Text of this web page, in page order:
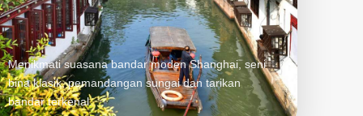
Menikmati suasana bandar moden Shanghai, seni
bina klasik, pemandangan sungai dan tarikan
bandar terkenal.